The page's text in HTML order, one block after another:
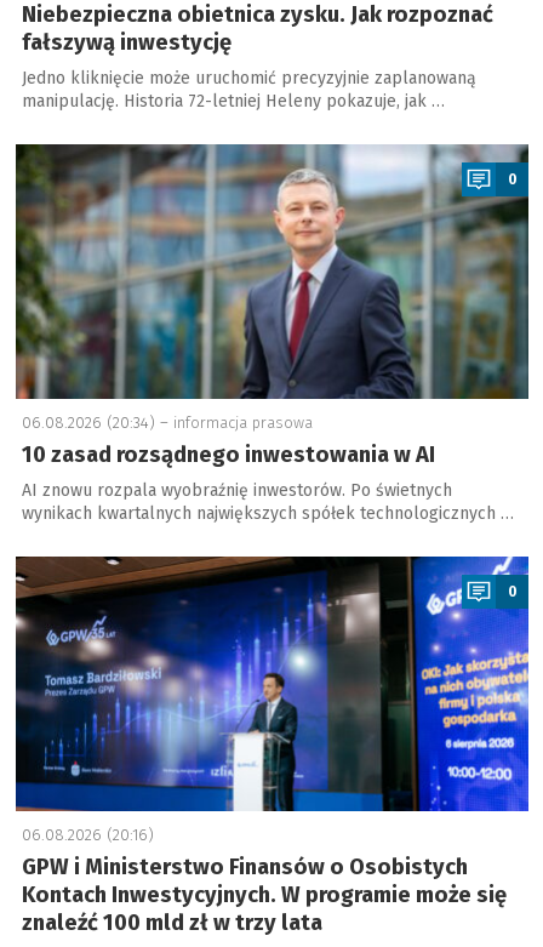
Niebezpieczna obietnica zysku. Jak rozpoznać
fałszywą inwestycję
Jedno kliknięcie może uruchomić precyzyjnie zaplanowaną
manipulację. Historia 72-letniej Heleny pokazuje, jak …
a
0
06.08.2026 (20:34) – informacja prasowa
10 zasad rozsądnego inwestowania w AI
AI znowu rozpala wyobraźnię inwestorów. Po świetnych
wynikach kwartalnych największych spółek technologicznych …
a
0
06.08.2026 (20:16)
GPW i Ministerstwo Finansów o Osobistych
Kontach Inwestycyjnych. W programie może się
znaleźć 100 mld zł w trzy lata